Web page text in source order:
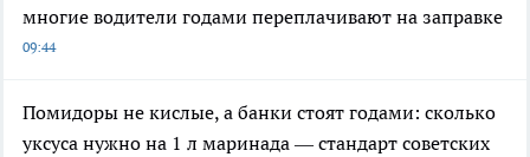
многие водители годами переплачивают на заправке
09:44
Помидоры не кислые, а банки стоят годами: сколько
уксуса нужно на 1 л маринада — стандарт советских